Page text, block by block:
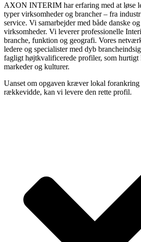
AXON INTERIM har erfaring med at løse
typer virksomheder og brancher – fra
service. Vi samarbejder med både danske
virksomheder. Vi leverer professionelle
branche, funktion og geografi. Vores
ledere og specialister med dyb
fagligt højtkvalificerede profiler, som
markeder og kulturer.
Uanset om opgaven kræver lokal forankring
rækkevidde, kan vi levere den rette profil.